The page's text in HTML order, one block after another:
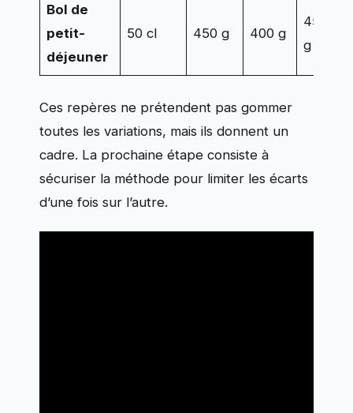
Bol de
petit-
déjeuner
50 cl 450 g 400 g
450
g
Ces repères ne prétendent pas gommer
toutes les variations, mais ils donnent un
cadre. La prochaine étape consiste à
sécuriser la méthode pour limiter les écarts
d’une fois sur l’autre.